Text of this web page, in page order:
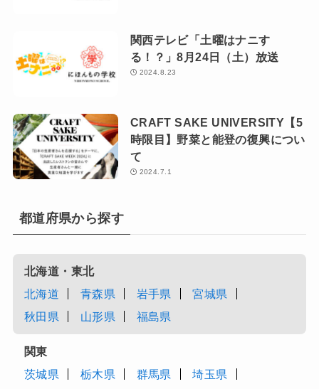
関西テレビ「土曜はナニす
る！？」8月24日（土）放送
2024.8.23
CRAFT SAKE UNIVERSITY【5
時限目】野菜と能登の復興につい
て
2024.7.1
都道府県から探す
北海道・東北
北海道
青森県 岩手県
宮城県
秋田県
山形県 福島県
関東
茨城県
栃木県 群馬県
埼玉県